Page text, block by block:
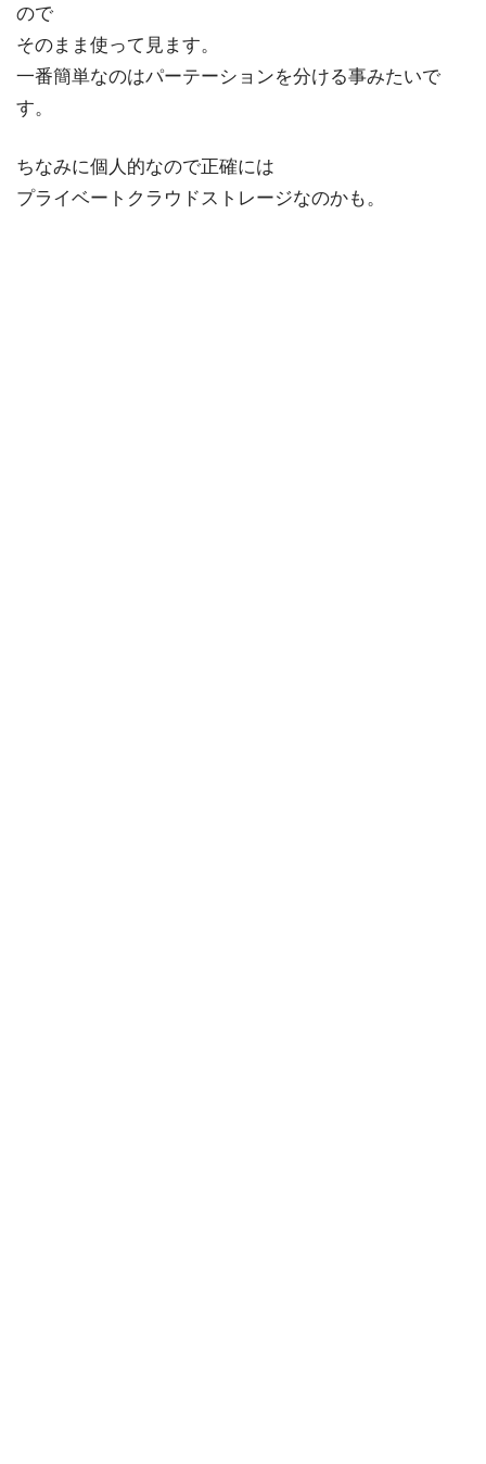
ので
そのまま使って見ます。
一番簡単なのはパーテーションを分ける事みたいで
す。
ちなみに個人的なので正確には
プライベートクラウドストレージなのかも。